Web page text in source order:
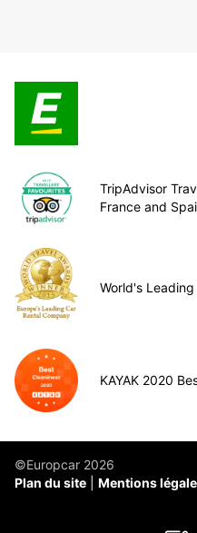
TripAdvisor
France and
World's
KAYAK 2020
©Europcar 2026
Plan du site
Mentions